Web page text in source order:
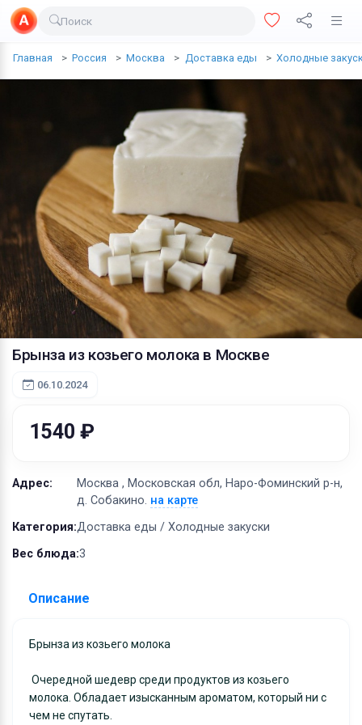
Поиск
Главная Россия Москва Доставка еды Холодные
Брынза из козьего молокав Москве
06.10.2024
1540 ₽
Адрес:
Москва , Московская обл, Наро-Фоминский р-н,
д. Собакино. на карте
Категория:Доставка еды / Холодные закуски
Вес блюда:3
Описание
Брынза из козьего молока
Очередной шедевр среди продуктов из козьего
молока. Обладает изысканным ароматом, который ни с
чем не спутать.
Доставка еды
Услуги
Личные вещи
Одежда и обувь
Электроника
Все для дома
Хобби и отдых
Животные